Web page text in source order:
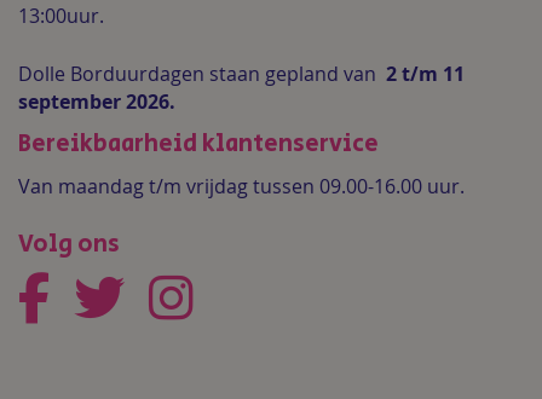
13:00uur.
Dolle Borduurdagen staan gepland van 2 t/m 11
september 2026.
Bereikbaarheid klantenservice
Van maandag t/m vrijdag tussen 09.00-16.00 uur.
Volg ons